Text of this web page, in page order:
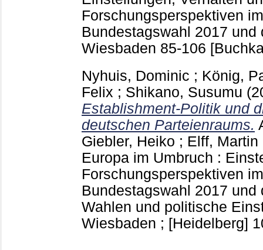
Forschungsperspektiven
Bundestagswahl 2017 und
Wiesbaden 85-106
Nyhuis, Dominic ; König,
Felix ; Shikano, Susumu
Establishment-Politik und
deutschen Parteienraums.
Giebler, Heiko ; Elff, Martin
Europa im Umbruch :
Forschungsperspektiven
Bundestagswahl 2017 und
Wahlen und politische
Wiesbaden ; [Heidelberg]